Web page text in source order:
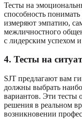
Тесты на
способность
измеряют эмпатию,
межличностного
с лидерским успехом
4. Тесты на
SJT предлагают вам
должны выбрать
вариантов. Эти тесты
решения в реальном
возникновении